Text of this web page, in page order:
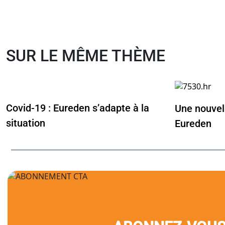
SUR LE MÊME THÈME
Covid-19 : Eureden s’adapte à la
situation
Une
Eureden